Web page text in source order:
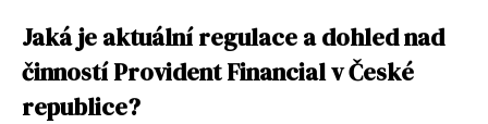
Jaká je aktuální regulace a dohled nad
činností Provident Financial v České
republice?